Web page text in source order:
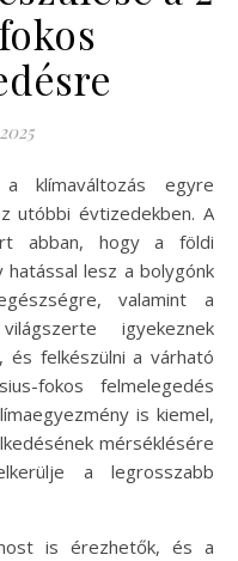
utóbbi évtizedekben. A
abban, hogy a földi
lesz a bolygónk
valamint a
igyekeznek
és felkészülni a várható
fokos felmelegedés
is kiemel,
mérséklésére
a legrosszabb
is érezhetők, és a